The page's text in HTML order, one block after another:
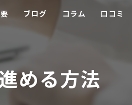
ブログ コラム 口コミ
める方法